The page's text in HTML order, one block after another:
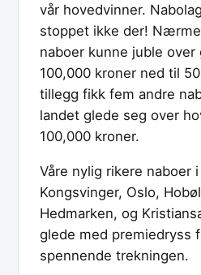
vår hovedvinner.
stoppet ikke der!
naboer kunne juble over
100,000 kroner ned til
tillegg fikk fem andre
landet glede seg over
100,000 kroner.
Våre nylig rikere naboer
Kongsvinger, Oslo,
Hedmarken, og
glede med premiedryss
spennende trekningen.